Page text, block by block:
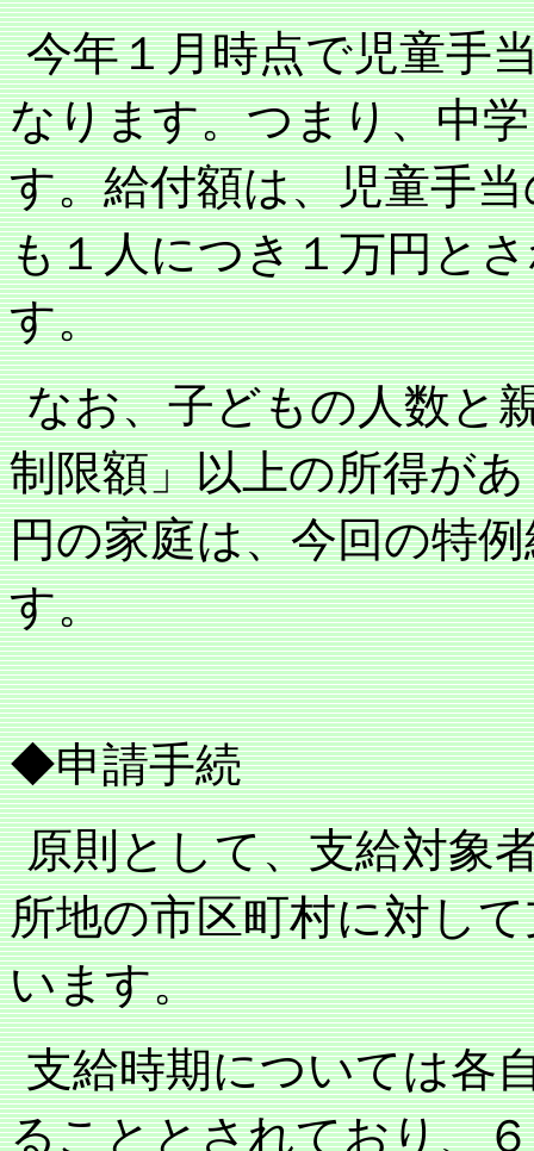
今年１月時点で児童手
なります。つまり、中
す。給付額は、児童手
も１人につき１万円と
す。
なお、子どもの人数と
制限額」以上の所得が
円の家庭は、今回の特
す。
◆申請手続
原則として、支給対象
所地の市区町村に対し
います。
支給時期については各
ることとされており、